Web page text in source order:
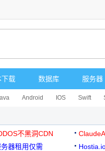
下载 数据库 服务器
Android IOS Swift
不黑洞CDN
器租用仅需